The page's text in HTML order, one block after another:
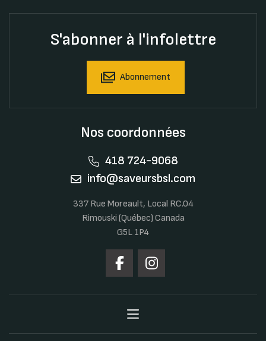
S'abonner à l'infolettre
Abonnement
Nos coordonnées
418 724-9068
info@saveursbsl.com
337 Rue Moreault, Local RC.04
Rimouski (Québec) Canada
G5L 1P4